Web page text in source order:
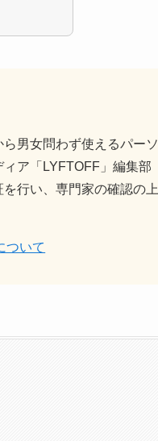
男女問わず使えるパーソ
ア「LYFTOFF」編集部
行い、専門家の確認の上
ついて